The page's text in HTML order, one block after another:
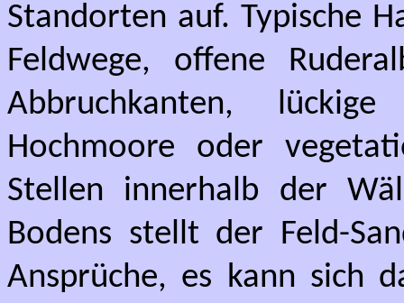
Standorten auf. Typische
Feldwege, offene
Abbruchkanten, lückige
Hochmoore oder
Stellen innerhalb der
Bodens stellt der Feld-
Ansprüche, es kann sich